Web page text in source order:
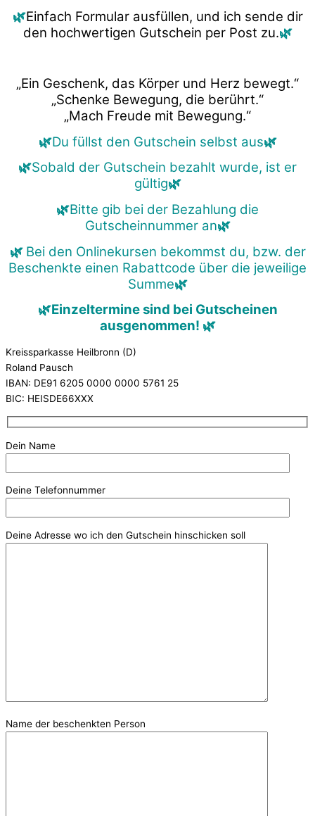
🌿Einfach Formular ausfüllen, und ich sende dir
den hochwertigen Gutschein per Post zu.🌿
„Ein Geschenk, das Körper und Herz bewegt.“
„Schenke Bewegung, die berührt.“
„Mach Freude mit Bewegung.“
🌿Du füllst den Gutschein selbst aus🌿
🌿Sobald der Gutschein bezahlt wurde, ist er
gültig🌿
🌿Bitte gib bei der Bezahlung die
Gutscheinnummer an🌿
🌿 Bei den Onlinekursen bekommst du, bzw. der
Beschenkte einen Rabattcode über die jeweilige
Summe🌿
🌿Einzeltermine sind bei Gutscheinen
ausgenommen! 🌿
Kreissparkasse Heilbronn (D)
Roland Pausch
IBAN: DE91 6205 0000 0000 5761 25
BIC: HEISDE66XXX
Dein Name
Deine Telefonnummer
Deine Adresse wo ich den Gutschein hinschicken soll
Name der beschenkten Person